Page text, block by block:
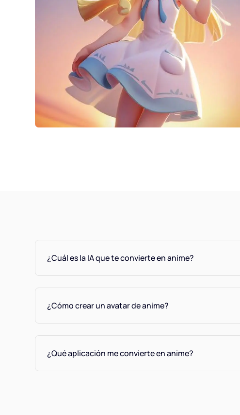
¿Cuál es la IA que te convierte en anime?
¿Cómo crear un avatar de anime?
¿Qué aplicación me convierte en anime?